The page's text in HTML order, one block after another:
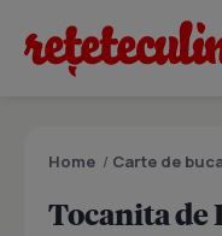
Home / Carte de
Tocanita de